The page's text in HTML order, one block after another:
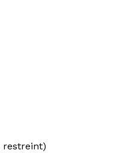
restreint)